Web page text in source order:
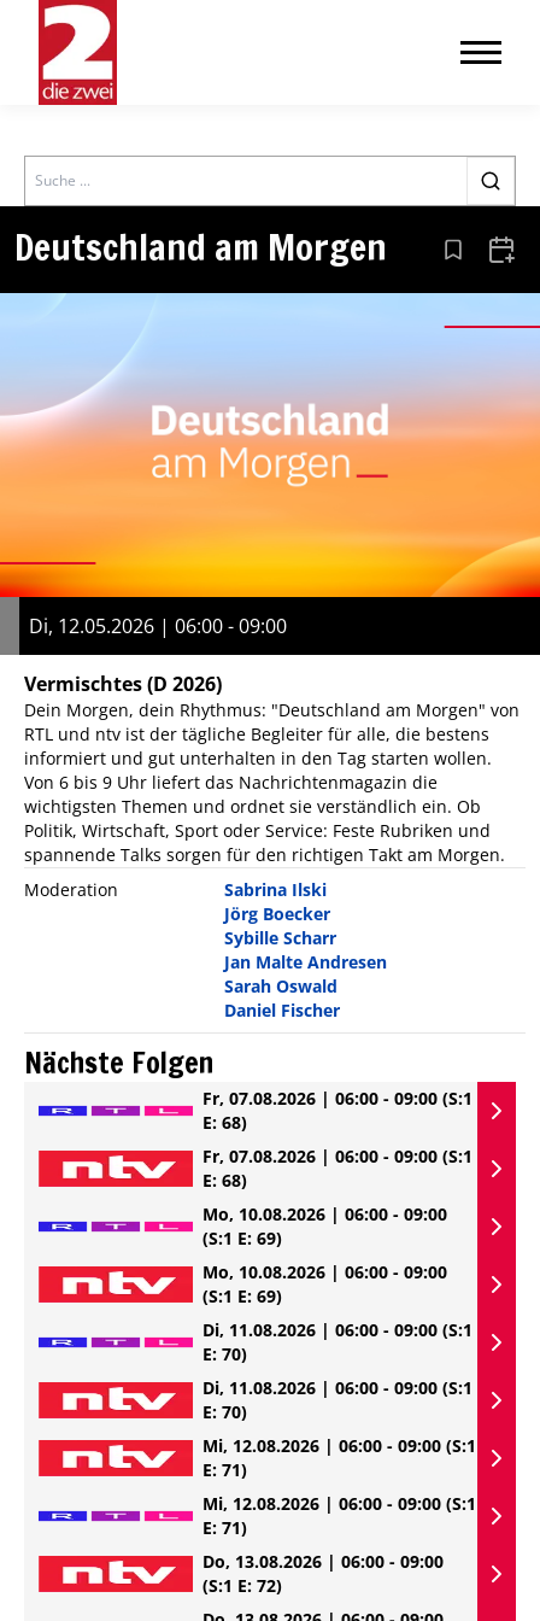
Search
Deutschland am Morgen Aus den
Di, 12.05.2026 | 06:00 - 09:00
Vermischtes(D 2026)
Dein Morgen, dein Rhythmus: "Deutschland am Morgen" von
RTL und ntv ist der tägliche Begleiter für alle, die bestens
informiert und gut unterhalten in den Tag starten wollen.
Von 6 bis 9 Uhr liefert das Nachrichtenmagazin die
wichtigsten Themen und ordnet sie verständlich ein. Ob
Politik, Wirtschaft, Sport oder Service: Feste Rubriken und
spannende Talks sorgen für den richtigen Takt am Morgen.
Moderation
Sabrina Ilski
Jörg Boecker
Sybille Scharr
Jan Malte Andresen
Sarah Oswald
Daniel Fischer
Nächste Folgen
Fr, 07.08.2026 | 06:00 - 09:00 (S:1
E: 68)
Fr, 07.08.2026 | 06:00 - 09:00 (S:1
E: 68)
Mo, 10.08.2026 | 06:00 - 09:00
(S:1 E: 69)
Mo, 10.08.2026 | 06:00 - 09:00
(S:1 E: 69)
Di, 11.08.2026 | 06:00 - 09:00 (S:1
E: 70)
Di, 11.08.2026 | 06:00 - 09:00 (S:1
E: 70)
Mi, 12.08.2026 | 06:00 - 09:00 (S:1
E: 71)
Mi, 12.08.2026 | 06:00 - 09:00 (S:1
E: 71)
Do, 13.08.2026 | 06:00 - 09:00
(S:1 E: 72)